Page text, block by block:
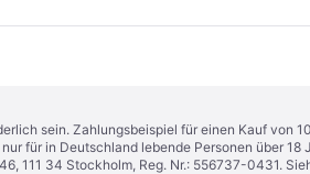
sein. Zahlungsbeispiel für einen Kauf
für in Deutschland lebende Personen über
111 34 Stockholm, Reg. Nr.: 556737-0431.